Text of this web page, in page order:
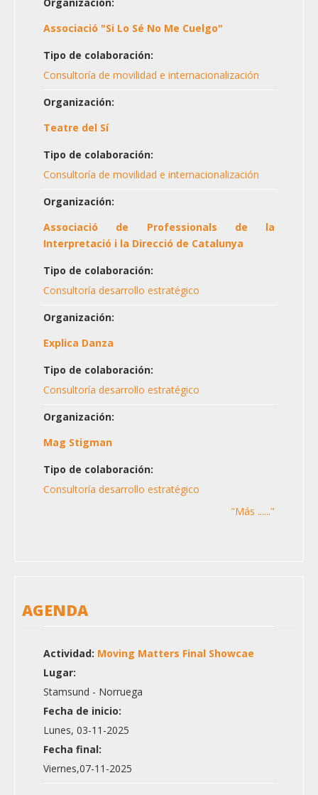
Associació "Si Lo Sé No Me Cuelgo"
Tipo de colaboración:
Consultoría de movilidad e internacionalización
Organización:
Teatre del Sí
Tipo de colaboración:
Consultoría de movilidad e internacionalización
Organización:
Associació de Professionals de la
Interpretació i la Direcció de Catalunya
Tipo de colaboración:
Consultoría desarrollo estratégico
Organización:
Explica Danza
Tipo de colaboración:
Consultoría desarrollo estratégico
Organización:
Mag Stigman
Tipo de colaboración:
Consultoría desarrollo estratégico
"Más ......"
AGENDA
Actividad: Moving Matters Final Showcae
Lugar:
Stamsund - Norruega
Fecha de inicio:
Lunes, 03-11-2025
Fecha final:
Viernes,07-11-2025